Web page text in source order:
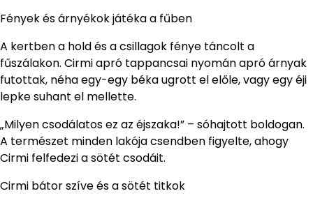
Fények és árnyékok játéka a fűben
A kertben a hold és a csillagok fénye táncolt a
fűszálakon. Cirmi apró tappancsai nyomán apró árnyak
futottak, néha egy-egy béka ugrott el előle, vagy egy éji
lepke suhant el mellette.
„Milyen csodálatos ez az éjszaka!” – sóhajtott boldogan.
A természet minden lakója csendben figyelte, ahogy
Cirmi felfedezi a sötét csodáit.
Cirmi bátor szíve és a sötét titkok